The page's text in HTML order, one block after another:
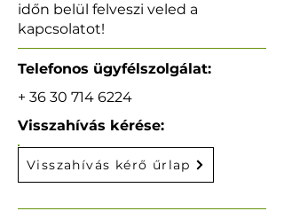
időn belül felveszi veled a
kapcsolatot!
Telefonos ügyfélszolgálat:
+ 36 30 714 6224
Visszahívás kérése:
Visszahívás kérő űrlap